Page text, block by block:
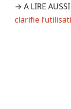
→ A LIRE
clarifie